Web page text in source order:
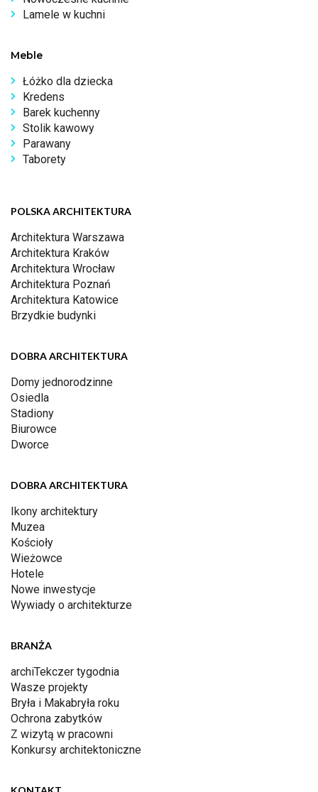
Lamele w kuchni
Meble
Łóżko dla dziecka
Kredens
Barek kuchenny
Stolik kawowy
Parawany
Taborety
POLSKA ARCHITEKTURA
Architektura Warszawa
Architektura Kraków
Architektura Wrocław
Architektura Poznań
Architektura Katowice
Brzydkie budynki
DOBRA ARCHITEKTURA
Domy jednorodzinne
Osiedla
Stadiony
Biurowce
Dworce
DOBRA ARCHITEKTURA
Ikony architektury
Muzea
Kościoły
Wieżowce
Hotele
Nowe inwestycje
Wywiady o architekturze
BRANŻA
archiTekczer tygodnia
Wasze projekty
Bryła i Makabryła roku
Ochrona zabytków
Z wizytą w pracowni
Konkursy architektoniczne